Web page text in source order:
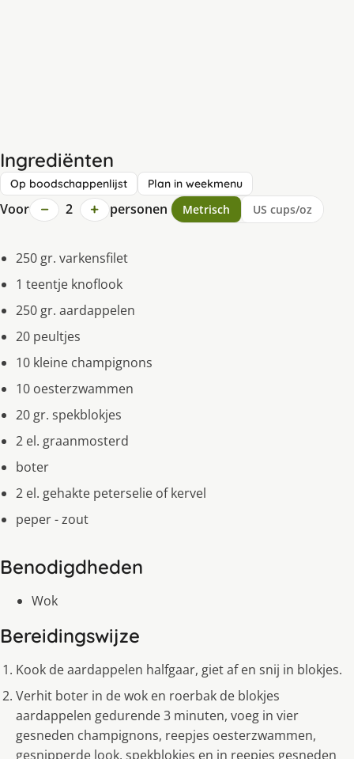
Ingrediënten
Op boodschappenlijst Plan in weekmenu
Voor − 2 + personen Metrisch US cups/oz
250 gr. varkensfilet
1 teentje knoflook
250 gr. aardappelen
20 peultjes
10 kleine champignons
10 oesterzwammen
20 gr. spekblokjes
2 el. graanmosterd
boter
2 el. gehakte peterselie of kervel
peper - zout
Benodigdheden
Wok
Bereidingswijze
Kook de aardappelen halfgaar, giet af en snij in blokjes.
Verhit boter in de wok en roerbak de blokjes
aardappelen gedurende 3 minuten, voeg in vier
gesneden champignons, reepjes oesterzwammen,
gesnipperde look, spekblokjes en in reepjes gesneden